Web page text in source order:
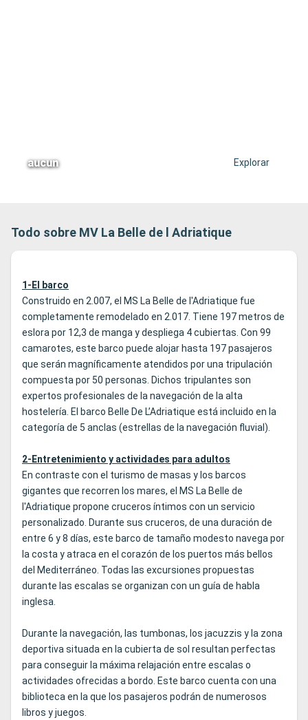
aucun Explorar
Todo sobre MV La Belle de l Adriatique
1-El barco
Construido en 2.007, el MS La Belle de l'Adriatique fue
completamente remodelado en 2.017. Tiene 197 metros de
eslora por 12,3 de manga y despliega 4 cubiertas. Con 99
camarotes, este barco puede alojar hasta 197 pasajeros
que serán magníficamente atendidos por una tripulación
compuesta por 50 personas. Dichos tripulantes son
expertos profesionales de la navegación de la alta
hostelería. El barco Belle De L’Adriatique está incluido en la
categoría de 5 anclas (estrellas de la navegación fluvial).
2-Entretenimiento y actividades para adultos
En contraste con el turismo de masas y los barcos
gigantes que recorren los mares, el MS La Belle de
l'Adriatique propone cruceros íntimos con un servicio
personalizado. Durante sus cruceros, de una duración de
entre 6 y 8 días, este barco de tamaño modesto navega por
la costa y atraca en el corazón de los puertos más bellos
del Mediterráneo. Todas las excursiones propuestas
durante las escalas se organizan con un guía de habla
inglesa.
Durante la navegación, las tumbonas, los jacuzzis y la zona
deportiva situada en la cubierta de sol resultan perfectas
para conseguir la máxima relajación entre escalas o
actividades ofrecidas a bordo. Este barco cuenta con una
biblioteca en la que los pasajeros podrán de numerosos
libros y juegos.